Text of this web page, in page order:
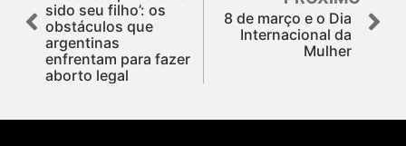
sido seu filho’: os
obstáculos que
argentinas
enfrentam para fazer
aborto legal
8 de março e o Dia
Internacional da
Mulher